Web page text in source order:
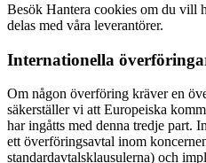
Besök Hantera cookies om du vill
delas med våra leverantörer.
Internationella
Om någon överföring kräver en
säkerställer vi att Europeiska
har ingåtts med denna tredje part.
ett överföringsavtal inom
standardavtalsklausulerna) och